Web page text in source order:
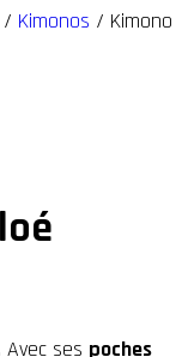
/ Kimonos / Kimono
ses poches